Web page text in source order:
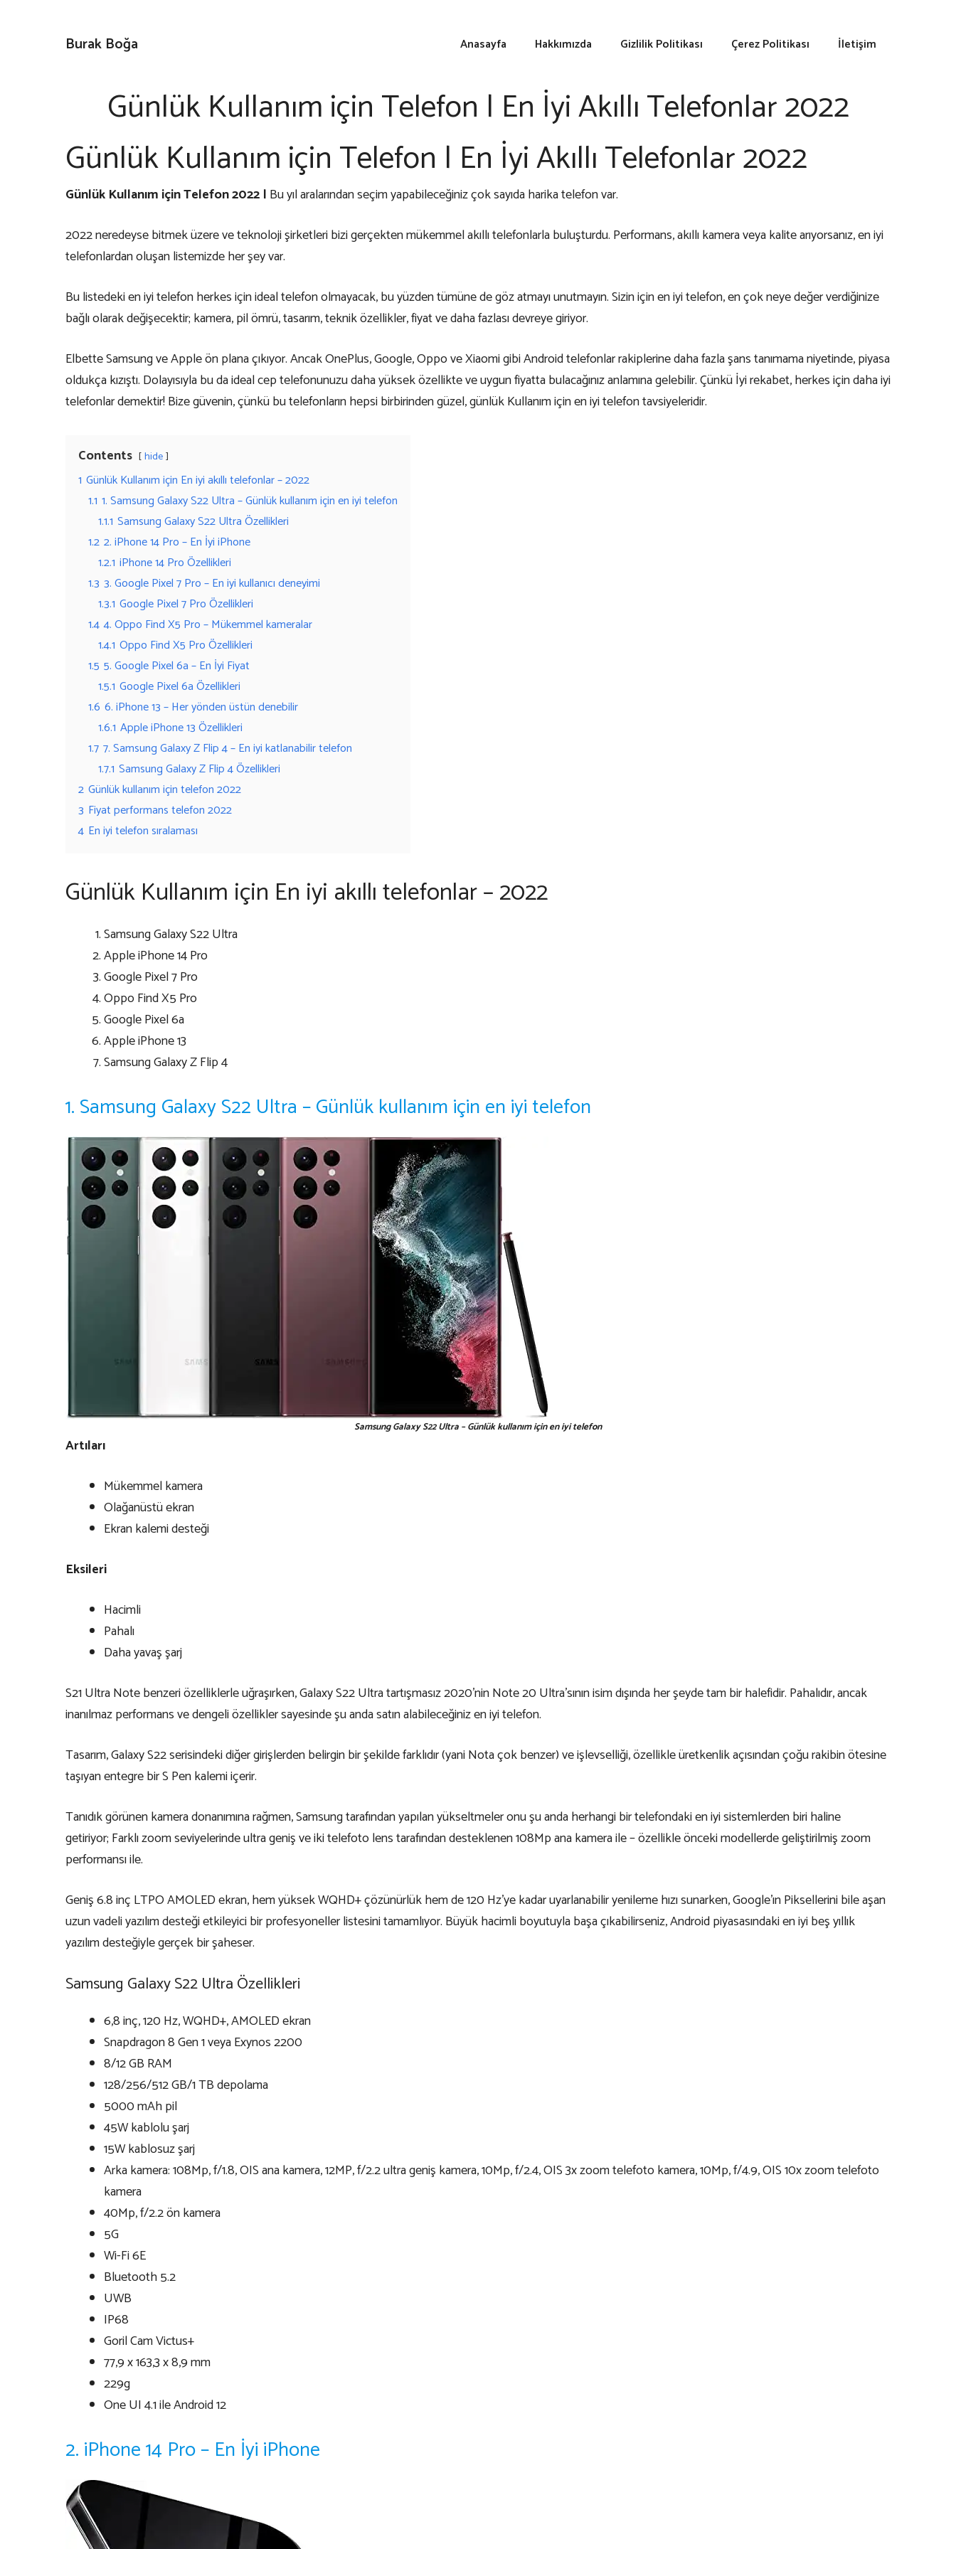
Burak Boğa Anasayfa Hakkımızda Gizlilik Politikası Çerez Politikası İletişim
Günlük Kullanım için Telefon | En İyi Akıllı Telefonlar 2022
Günlük Kullanım için Telefon | En İyi Akıllı Telefonlar 2022
Günlük Kullanım için Telefon 2022 | Bu yıl aralarından seçim yapabileceğiniz çok sayıda harika telefon var.
2022 neredeyse bitmek üzere ve teknoloji şirketleri bizi gerçekten mükemmel akıllı telefonlarla buluşturdu. Performans, akıllı kamera veya kalite arıyorsanız, en iyi
telefonlardan oluşan listemizde her şey var.
Bu listedeki en iyi telefon herkes için ideal telefon olmayacak, bu yüzden tümüne de göz atmayı unutmayın. Sizin için en iyi telefon, en çok neye değer verdiğinize
bağlı olarak değişecektir; kamera, pil ömrü, tasarım, teknik özellikler, fiyat ve daha fazlası devreye giriyor.
Elbette Samsung ve Apple ön plana çıkıyor. Ancak OnePlus, Google, Oppo ve Xiaomi gibi Android telefonlar rakiplerine daha fazla şans tanımama niyetinde, piyasa
oldukça kızıştı. Dolayısıyla bu da ideal cep telefonunuzu daha yüksek özellikte ve uygun fiyatta bulacağınız anlamına gelebilir. Çünkü İyi rekabet, herkes için daha iyi
telefonlar demektir! Bize güvenin, çünkü bu telefonların hepsi birbirinden güzel, günlük Kullanım için en iyi telefon tavsiyeleridir.
Contents hide
1 Günlük Kullanım için En iyi akıllı telefonlar – 2022
1.1 1. Samsung Galaxy S22 Ultra – Günlük kullanım için en iyi telefon
1.1.1 Samsung Galaxy S22 Ultra Özellikleri
1.2 2. iPhone 14 Pro – En İyi iPhone
1.2.1 iPhone 14 Pro Özellikleri
1.3 3. Google Pixel 7 Pro – En iyi kullanıcı deneyimi
1.3.1 Google Pixel 7 Pro Özellikleri
1.4 4. Oppo Find X5 Pro – Mükemmel kameralar
1.4.1 Oppo Find X5 Pro Özellikleri
1.5 5. Google Pixel 6a – En İyi Fiyat
1.5.1 Google Pixel 6a Özellikleri
1.6 6. iPhone 13 – Her yönden üstün denebilir
1.6.1 Apple iPhone 13 Özellikleri
1.7 7. Samsung Galaxy Z Flip 4 – En iyi katlanabilir telefon
1.7.1 Samsung Galaxy Z Flip 4 Özellikleri
2 Günlük kullanım için telefon 2022
3 Fiyat performans telefon 2022
4 En iyi telefon sıralaması
Günlük Kullanım için En iyi akıllı telefonlar – 2022
Samsung Galaxy S22 Ultra
Apple iPhone 14 Pro
Google Pixel 7 Pro
Oppo Find X5 Pro
Google Pixel 6a
Apple iPhone 13
Samsung Galaxy Z Flip 4
1. Samsung Galaxy S22 Ultra – Günlük kullanım için en iyi telefon
Samsung Galaxy S22 Ultra – Günlük kullanım için en iyi telefon
Artıları
Mükemmel kamera
Olağanüstü ekran
Ekran kalemi desteği
Eksileri
Hacimli
Pahalı
Daha yavaş şarj
S21 Ultra Note benzeri özelliklerle uğraşırken, Galaxy S22 Ultra tartışmasız 2020’nin Note 20 Ultra’sının isim dışında her şeyde tam bir halefidir. Pahalıdır, ancak
inanılmaz performans ve dengeli özellikler sayesinde şu anda satın alabileceğiniz en iyi telefon.
Tasarım, Galaxy S22 serisindeki diğer girişlerden belirgin bir şekilde farklıdır (yani Nota çok benzer) ve işlevselliği, özellikle üretkenlik açısından çoğu rakibin ötesine
taşıyan entegre bir S Pen kalemi içerir.
Tanıdık görünen kamera donanımına rağmen, Samsung tarafından yapılan yükseltmeler onu şu anda herhangi bir telefondaki en iyi sistemlerden biri haline
getiriyor; Farklı zoom seviyelerinde ultra geniş ve iki telefoto lens tarafından desteklenen 108Mp ana kamera ile – özellikle önceki modellerde geliştirilmiş zoom
performansı ile.
Geniş 6.8 inç LTPO AMOLED ekran, hem yüksek WQHD+ çözünürlük hem de 120 Hz’ye kadar uyarlanabilir yenileme hızı sunarken, Google’ın Piksellerini bile aşan
uzun vadeli yazılım desteği etkileyici bir profesyoneller listesini tamamlıyor. Büyük hacimli boyutuyla başa çıkabilirseniz, Android piyasasındaki en iyi beş yıllık
yazılım desteğiyle gerçek bir şaheser.
Samsung Galaxy S22 Ultra Özellikleri
6,8 inç, 120 Hz, WQHD+, AMOLED ekran
Snapdragon 8 Gen 1 veya Exynos 2200
8/12 GB RAM
128/256/512 GB/1 TB depolama
5000 mAh pil
45W kablolu şarj
15W kablosuz şarj
Arka kamera: 108Mp, f/1.8, OIS ana kamera, 12MP, f/2.2 ultra geniş kamera, 10Mp, f/2.4, OIS 3x zoom telefoto kamera, 10Mp, f/4.9, OIS 10x zoom telefoto
kamera
40Mp, f/2.2 ön kamera
5G
Wi-Fi 6E
Bluetooth 5.2
UWB
IP68
Goril Cam Victus+
77,9 x 163,3 x 8,9 mm
229g
One UI 4.1 ile Android 12
2. iPhone 14 Pro – En İyi iPhone